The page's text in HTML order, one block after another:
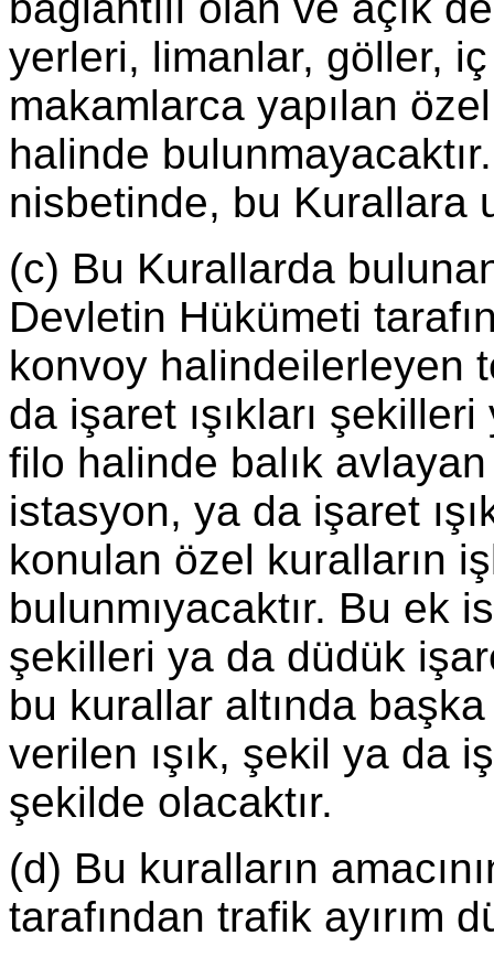
yerleri, limanlar, göller,
makamlarca yapılan
halinde
nisbetinde, bu Kurallara
(c) Bu Kurallarda
Devletin Hükümeti
konvoy halindeilerleyen
da işaret ışıkları
filo halinde balık
istasyon, ya da işaret
konulan özel kuralların
bulunmıyacaktır. Bu ek
şekilleri ya da düdük
bu kurallar altında
verilen ışık, şekil ya da
şekilde olacaktır.
(d) Bu kuralların
tarafından trafik ayırım